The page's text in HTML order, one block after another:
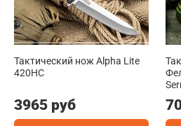
Тактический нож Alpha Lite
420HC
3965 руб